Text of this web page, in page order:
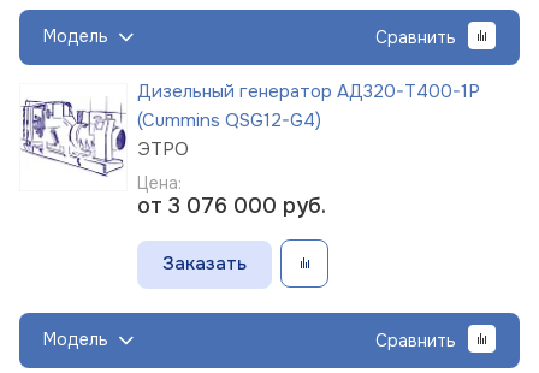
Модель Сравнить
Дизельный генератор АД320-Т400-1Р
(Cummins QSG12-G4)
ЭТРО
Цена:
от 3 076 000 руб.
Заказать
Модель Сравнить